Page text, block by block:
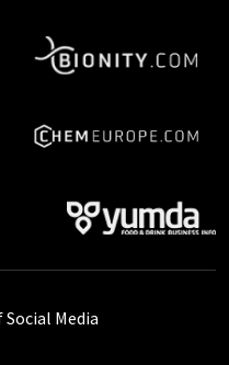
Social Media